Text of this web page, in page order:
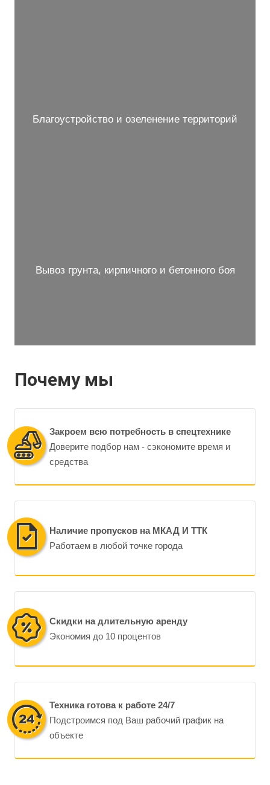
Благоустройство и озеленение территорий
Вывоз грунта, кирпичного и бетонного боя
Почему мы
Закроем всю потребность в спецтехнике
Доверите подбор нам - сэкономите время и
средства
Наличие пропусков на МКАД И ТТК
Работаем в любой точке города
Скидки на длительную аренду
Экономия до 10 процентов
Техника готова к работе 24/7
Подстроимся под Ваш рабочий график на
объекте